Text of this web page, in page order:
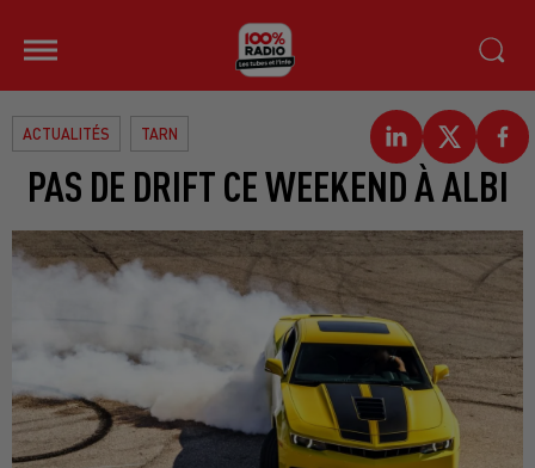
ACTUALITÉS TARN
PAS DE DRIFT CE WEEKEND À ALBI